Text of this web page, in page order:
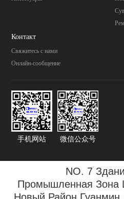
Контакт
Свяжитесь с нами
Онлайн-сообщение
手机网站 微信公众号
NO. 7
Промышленная Зона